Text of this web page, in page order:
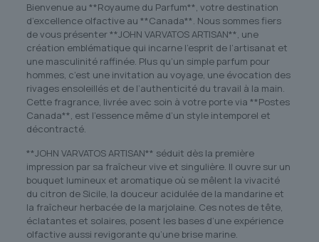
Bienvenue au **Royaume du Parfum**, votre destination
d’excellence olfactive au **Canada**. Nous sommes fiers
de vous présenter **JOHN VARVATOS ARTISAN**, une
création emblématique qui incarne l’esprit de l’artisanat et
une masculinité raffinée. Plus qu’un simple parfum pour
hommes, c’est une invitation au voyage, une évocation des
rivages ensoleillés et de l’authenticité du travail à la main.
Cette fragrance, livrée avec soin à votre porte via **Postes
Canada**, est l’essence même d’un style intemporel et
décontracté.
**JOHN VARVATOS ARTISAN** séduit dès la première
impression par sa fraîcheur vive et singulière. Il ouvre sur un
bouquet lumineux et aromatique où se mêlent la vivacité
du citron de Sicile, la douceur acidulée de la mandarine et
la fraîcheur herbacée de la marjolaine. Ces notes de tête,
éclatantes et solaires, posent les bases d’une expérience
olfactive aussi revigorante qu’une brise marine.